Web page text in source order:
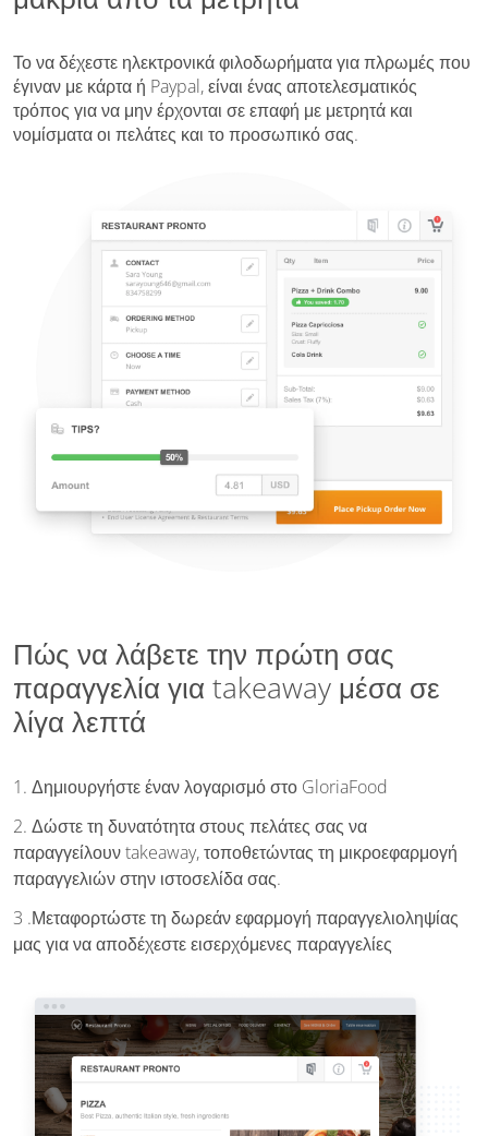
Το να δέχεστε ηλεκτρονικά φιλοδωρήματα για πλρωμές που
έγιναν με κάρτα ή Paypal, είναι ένας αποτελεσματικός
τρόπος για να μην έρχονται σε επαφή με μετρητά και
νομίσματα οι πελάτες και το προσωπικό σας.
Πώς να λάβετε την πρώτη σας
παραγγελία για takeaway μέσα σε
λίγα λεπτά
1. Δημιουργήστε έναν λογαρισμό στο GloriaFood
2. Δώστε τη δυνατότητα στους πελάτες σας να
παραγγείλουν takeaway, τοποθετώντας τη μικροεφαρμογή
παραγγελιών στην ιστοσελίδα σας.
3 .Μεταφορτώστε τη δωρεάν εφαρμογή παραγγελιοληψίας
μας για να αποδέχεστε εισερχόμενες παραγγελίες